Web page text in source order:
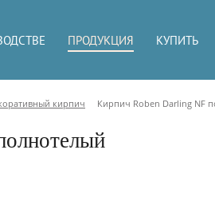
ПРОДУКЦИЯ КУПИТЬ
кирпич Кирпич Roben Darling NF